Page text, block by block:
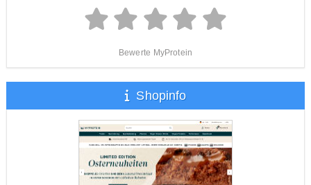
Bewerte MyProtein
Shopinfo